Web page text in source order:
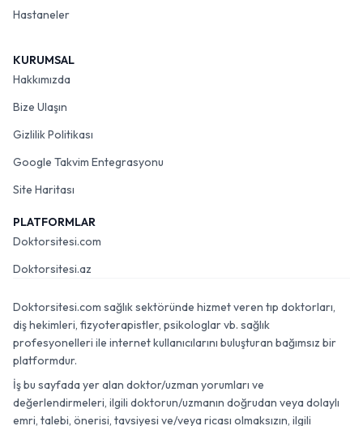
Hastaneler
KURUMSAL
Hakkımızda
Bize Ulaşın
Gizlilik Politikası
Google Takvim Entegrasyonu
Site Haritası
PLATFORMLAR
Doktorsitesi.com
Doktorsitesi.az
Doktorsitesi.com sağlık sektöründe hizmet veren tıp doktorları,
diş hekimleri, fizyoterapistler, psikologlar vb. sağlık
profesyonelleri ile internet kullanıcılarını buluşturan bağımsız bir
platformdur.
İş bu sayfada yer alan doktor/uzman yorumları ve
değerlendirmeleri, ilgili doktorun/uzmanın doğrudan veya dolaylı
emri, talebi, önerisi, tavsiyesi ve/veya ricası olmaksızın, ilgili